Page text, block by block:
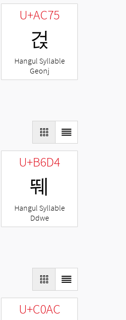
U+AC75
걵
Hangul Syllable
Geonj
U+B6D4
뛔
Hangul Syllable
Ddwe
U+C0AC